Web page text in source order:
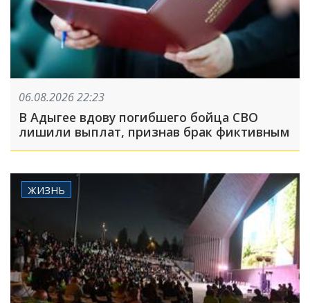
06.08.2026 22:23
В Адыгее вдову погибшего бойца СВО
лишили выплат, признав брак фиктивным
ЖИЗНЬ